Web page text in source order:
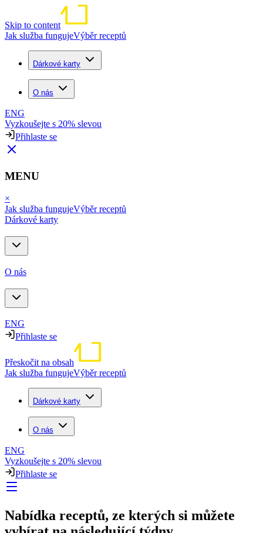
Skip to content
Jak služba fungujeVýběr receptů
Dárkové karty
O nás
ENG
Vyzkoušejte s 20% slevou
Přihlaste se
MENU
×
Jak služba fungujeVýběr receptů
Dárkové karty
O nás
ENG
Přihlaste se
Přeskočit na obsah
Jak služba fungujeVýběr receptů
Dárkové karty
O nás
ENG
Vyzkoušejte s 20% slevou
Přihlaste se
Nabídka receptů, ze kterých si můžete